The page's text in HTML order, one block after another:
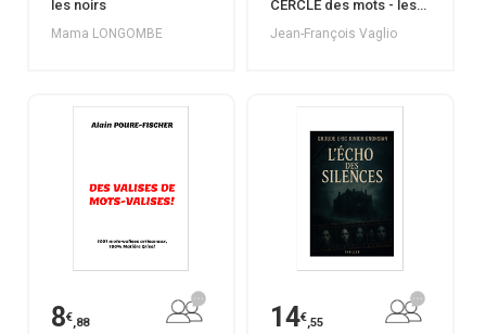
les noirs
Mama LONGOMBE
CERCLE des mots - les
mots de la
QUADRATURE
Jean-François Vaglio
8€,88 14€,55